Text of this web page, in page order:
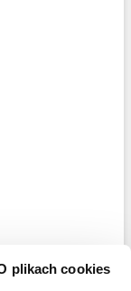
plikach cookies